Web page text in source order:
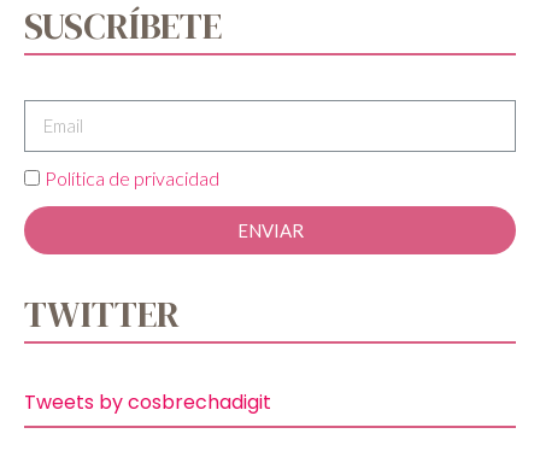
SUSCRÍBETE
Política de privacidad
ENVIAR
TWITTER
Tweets by cosbrechadigit